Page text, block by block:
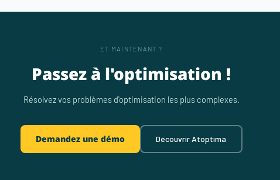
ET MAINTENANT ?
Passez à l'optimisation !
Résolvez vos problèmes d'optimisation les plus complexes.
Demandez une démo Découvrir Atoptima